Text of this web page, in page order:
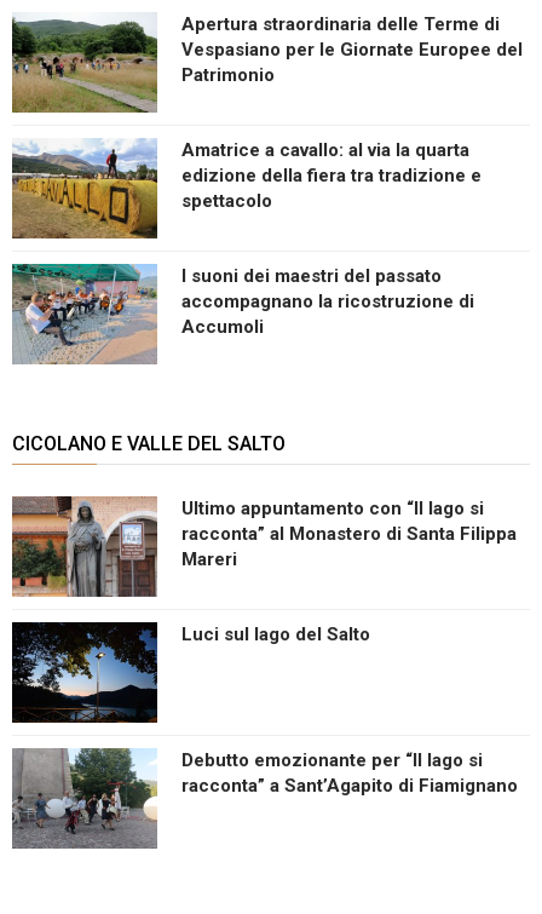
Apertura straordinaria delle Terme di
Vespasiano per le Giornate Europee del
Patrimonio
Amatrice a cavallo: al via la quarta
edizione della fiera tra tradizione e
spettacolo
I suoni dei maestri del passato
accompagnano la ricostruzione di
Accumoli
CICOLANO E VALLE DEL SALTO
Ultimo appuntamento con “Il lago si
racconta” al Monastero di Santa Filippa
Mareri
Luci sul lago del Salto
Debutto emozionante per “Il lago si
racconta” a Sant’Agapito di Fiamignano